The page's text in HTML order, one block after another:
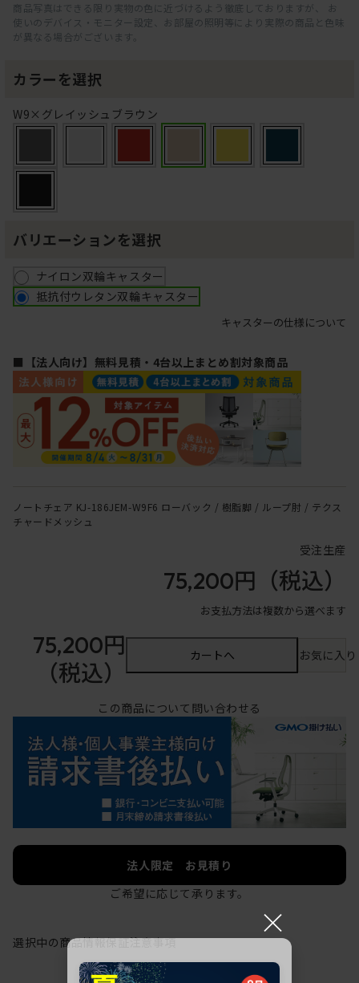
商品写真はできる限り実物の色に近づけるよう徹底しておりますが、 お
使いのデバイス・モニター設定、お部屋の照明等により実際の商品と色味
が異なる場合がございます。
カラーを選択
W9×グレイッシュブラウン
バリエーションを選択
ナイロン双輪キャスター
抵抗付ウレタン双輪キャスター
キャスターの仕様について
■【法人向け】無料見積・4台以上まとめ割対象商品
ノートチェア KJ-186JEM-W9F6 ローバック / 樹脂脚 / ループ肘 / テクス
チャードメッシュ
受注生産
75,200円 （税込）
お支払方法は複数から選べます
75,200円
（税込）
カートへ お気に入
この商品について問い合わせる
法人限定 お見積り
ご希望に応じて承ります。
選択中の商品情報保証注意事項
×